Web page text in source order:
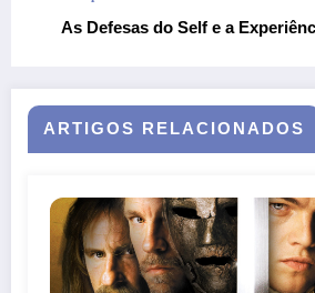
As Defesas do Self e a
ARTIGOS RELACIONADOS